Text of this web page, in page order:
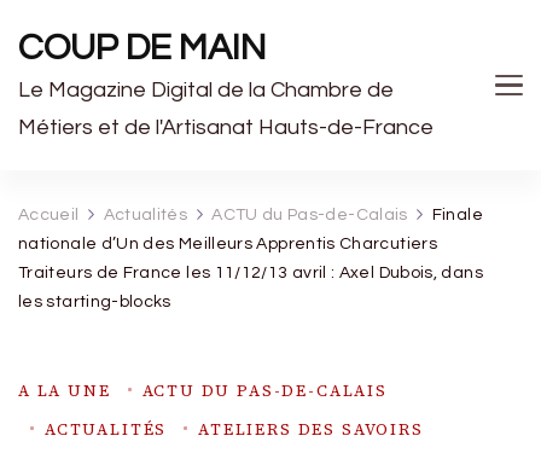
COUP DE MAIN
Le Magazine Digital de la Chambre de
Métiers et de l'Artisanat Hauts-de-France
Accueil Actualités ACTU du Pas-de-Calais
Finale
nationale d’Un des Meilleurs Apprentis Charcutiers
Traiteurs de France les 11/12/13 avril : Axel Dubois, dans
les starting-blocks
A LA UNE
ACTU DU PAS-DE-CALAIS
ACTUALITÉS
ATELIERS DES SAVOIRS